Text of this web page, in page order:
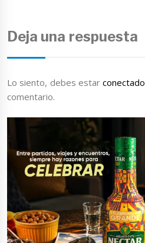
Deja una respuesta
Lo siento, debes estarconectado
comentario.